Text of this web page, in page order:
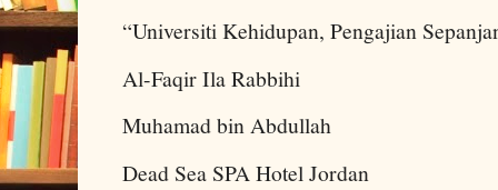
“Universiti Kehidupan, Pengajian
Al-Faqir Ila Rabbihi
Muhamad bin Abdullah
Dead Sea SPA Hotel Jordan